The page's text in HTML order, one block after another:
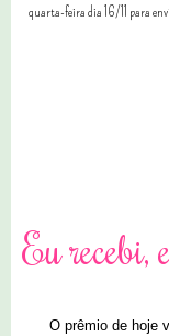
quarta-feira dia 16/11 para
Eu recebi,
O prêmio de hoje